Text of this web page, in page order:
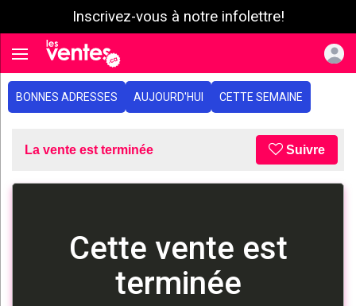
Inscrivez-vous à notre infolettre!
Toggle navigation
BONNES ADRESSES AUJOURD'HUI CETTE SEMAINE
La vente est terminée Suivre
Cette vente est
terminée